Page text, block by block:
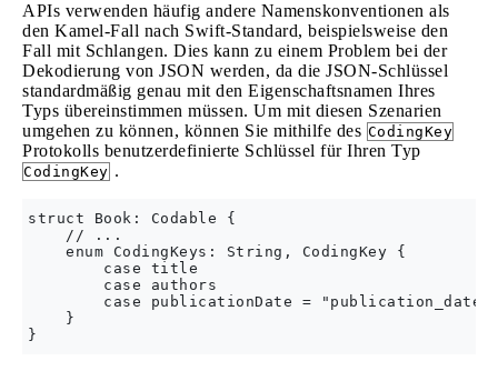
APIs verwenden häufig andere Namenskonventionen als
den Kamel-Fall nach Swift-Standard, beispielsweise den
Fall mit Schlangen. Dies kann zu einem Problem bei der
Dekodierung von JSON werden, da die JSON-Schlüssel
standardmäßig genau mit den Eigenschaftsnamen Ihres
Typs übereinstimmen müssen. Um mit diesen Szenarien
umgehen zu können, können Sie mithilfe des CodingKey
Protokolls benutzerdefinierte Schlüssel für Ihren Typ
CodingKey .
struct Book: Codable {
    // ...
    enum CodingKeys: String, CodingKey {
        case title
        case authors
        case publicationDate = "publication_date"
    }